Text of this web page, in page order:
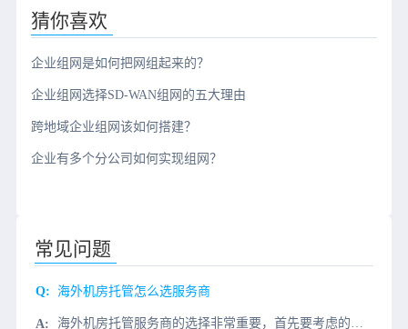
猜你喜欢
企业组网是如何把网组起来的？
企业组网选择SD-WAN组网的五大理由
跨地域企业组网该如何搭建？
企业有多个分公司如何实现组网？
常见问题
海外机房托管怎么选服务商
海外机房托管服务商的选择非常重要，首先要考虑的是服务商的可靠性，一定要选择有实力的服务商，其次要考虑的是服务商的服务质量，要求服务商提供稳定、可靠的服务；最后要考虑的是服务商的服务价格，要求服务商提供